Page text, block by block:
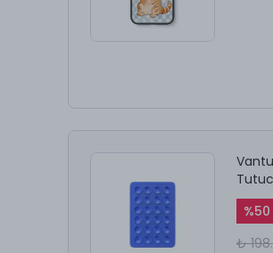
%50
₺